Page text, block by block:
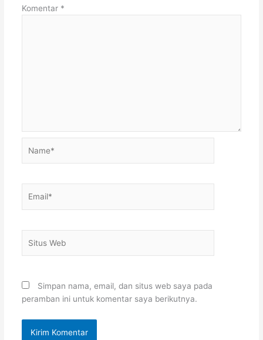
Komentar *
Web
Simpan nama, email, dan situs web saya pada
peramban ini untuk komentar saya berikutnya.